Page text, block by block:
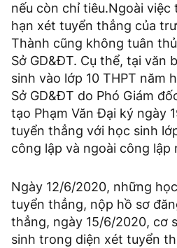
nếu còn chỉ tiêu.Ngoài
hạn xét tuyển thẳng của
Thành cũng không tuân
Sở GD&ĐT. Cụ thể, tại văn
sinh vào lớp 10 THPT năm
Sở GD&ĐT do Phó Giám
tạo Phạm Văn Đại ký ngày
tuyển thẳng với học sinh
công lập và ngoài công lập
Ngày 12/6/2020, những
tuyển thẳng, nộp hồ sơ
thẳng, ngày 15/6/2020, cơ
sinh trong diện xét tuyển